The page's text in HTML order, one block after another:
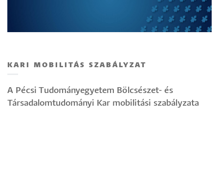
KARI MOBILITÁS SZABÁLYZAT
A Pécsi Tudományegyetem Bölcsészet- és
Társadalomtudományi Kar mobilitási szabályzata